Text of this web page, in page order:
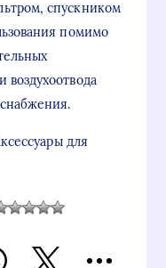
спускником
помимо
для